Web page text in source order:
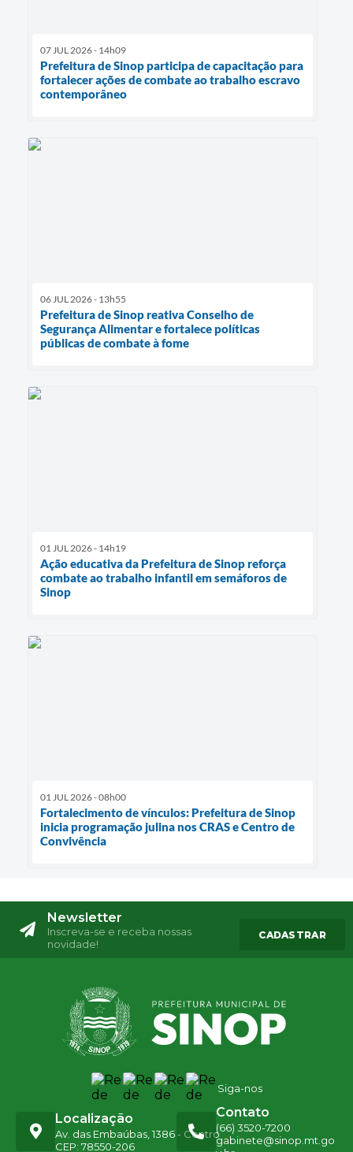
07 JUL 2026 - 14h09
Prefeitura de Sinop participa de capacitação para
fortalecer ações de combate ao trabalho escravo
contemporâneo
06 JUL 2026 - 13h55
Prefeitura de Sinop reativa Conselho de
Segurança Alimentar e fortalece políticas
públicas de combate à fome
01 JUL 2026 - 14h19
Ação educativa da Prefeitura de Sinop reforça
combate ao trabalho infantil em semáforos de
Sinop
01 JUL 2026 - 08h00
Fortalecimento de vínculos: Prefeitura de Sinop
inicia programação julina nos CRAS e Centro de
Convivência
Newsletter
Inscreva-se e receba nossas
novidade!
CADASTRAR
Siga-nos
Localização
Av. das Embaúbas, 1386 - Centro
CEP: 78550-206
Contato
(66) 3520-7200
gabinete@sinop.mt.go